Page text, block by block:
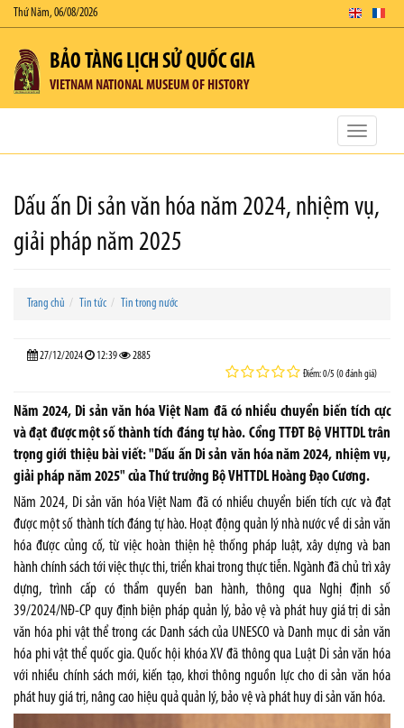
Thứ Năm, 06/08/2026
BẢO TÀNG LỊCH SỬ QUỐC GIA
VIETNAM NATIONAL MUSEUM OF HISTORY
Toggle
Dấu ấn Di sản văn hóa năm 2024, nhiệm vụ,
giải pháp năm 2025
Trang chủ Tin tức Tin trong nước
27/12/2024 12:39 2885
Điểm: 0/5 (0 đánh giá)
Năm 2024, Di sản văn hóa Việt Nam đã có nhiều chuyển biến tích cực
và đạt được một số thành tích đáng tự hào. Cổng TTĐT Bộ VHTTDL trân
trọng giới thiệu bài viết: "Dấu ấn Di sản văn hóa năm 2024, nhiệm vụ,
giải pháp năm 2025" của Thứ trưởng Bộ VHTTDL Hoàng Đạo Cương.
Năm 2024, Di sản văn hóa Việt Nam đã có nhiều chuyển biến tích cực và đạt
được một số thành tích đáng tự hào. Hoạt động quản lý nhà nước về di sản văn
hóa được củng cố, từ việc hoàn thiện hệ thống pháp luật, xây dựng và ban
hành chính sách tới việc thực thi, triển khai trong thực tiễn. Ngành đã chủ trì xây
dựng, trình cấp có thẩm quyền ban hành, thông qua Nghị định số
39/2024/NĐ-CP quy định biện pháp quản lý, bảo vệ và phát huy giá trị di sản
văn hóa phi vật thể trong các Danh sách của UNESCO và Danh mục di sản văn
hóa phi vật thể quốc gia. Quốc hội khóa XV đã thông qua Luật Di sản văn hóa
với nhiều chính sách mới, kiến tạo, khơi thông nguồn lực cho di sản văn hóa
phát huy giá trị, nâng cao hiệu quả quản lý, bảo vệ và phát huy di sản văn hóa.